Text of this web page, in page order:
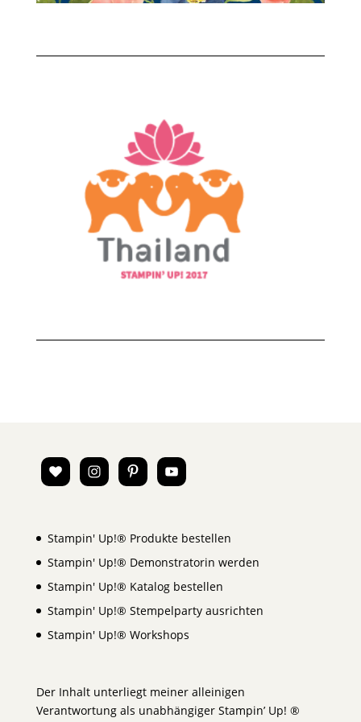
Stampin' Up!® Produkte bestellen
Stampin' Up!® Demonstratorin werden
Stampin' Up!® Katalog bestellen
Stampin' Up!® Stempelparty ausrichten
Stampin' Up!® Workshops
Der Inhalt unterliegt meiner alleinigen
Verantwortung als unabhängiger Stampin’ Up! ®